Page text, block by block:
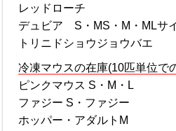
レッドローチ
デュビア S・MS・M・MLサ
トリニドショウジョウバエ
冷凍マウスの在庫(10匹単位で
ピンクマウス S・M・L
ファジー S・ファジー
ホッパー・アダルトM